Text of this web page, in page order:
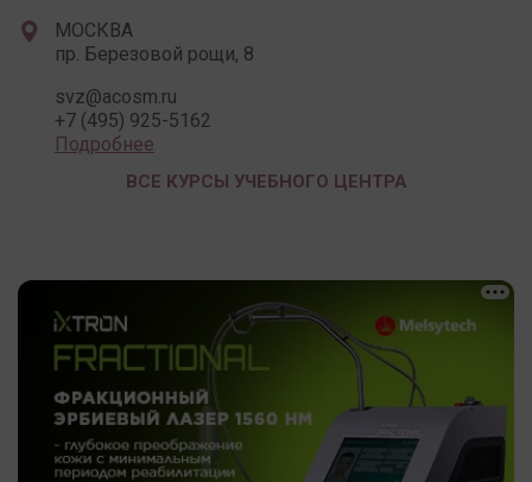
МОСКВА
пр. Березовой рощи, 8
svz@acosm.ru
+7 (495) 925-5162
Подробнее
ВСЕ КУРСЫ УЧЕБНОГО ЦЕНТРА